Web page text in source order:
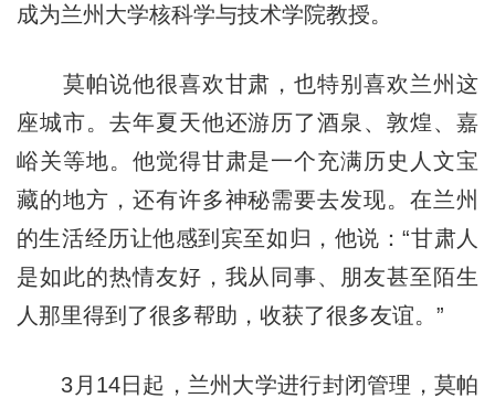
成为兰州大学核科学与技术学院教授。
莫帕说他很喜欢甘肃，也特别喜欢兰州这
座城市。去年夏天他还游历了酒泉、敦煌、嘉
峪关等地。他觉得甘肃是一个充满历史人文宝
藏的地方，还有许多神秘需要去发现。在兰州
的生活经历让他感到宾至如归，他说：“甘肃人
是如此的热情友好，我从同事、朋友甚至陌生
人那里得到了很多帮助，收获了很多友谊。”
3月14日起，兰州大学进行封闭管理，莫帕